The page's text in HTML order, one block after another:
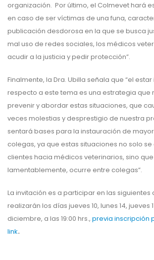
organización. Por último, el Colmevet hará
en caso de ser víctimas de una funa,
publicación desdorosa en la que se busca
mal uso de redes sociales, los médicos
acudir a la justicia y pedir protección”.
Finalmente, la Dra. Ubilla señala que “el
respecto a este tema es una estrategia que
prevenir y abordar estas situaciones, que
veces molestias y desprestigio de nuestra
sentará bases para la instauración de
colegas, ya que estas situaciones no solo
clientes hacia médicos veterinarios, sino
lamentablemente, ocurre entre colegas”.
La invitación es a participar en las siguientes
realizarán los días jueves 10, lunes 14, jueves
diciembre, a las 19:00 hrs., previa inscripción
link.